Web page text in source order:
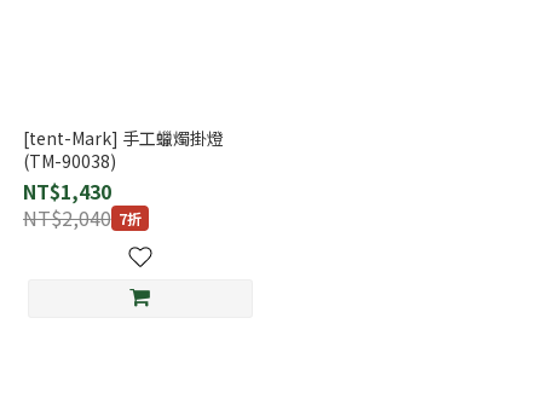
[tent-Mark] 手工蠟燭掛燈
(TM-90038)
NT$1,430
NT$2,040 7折